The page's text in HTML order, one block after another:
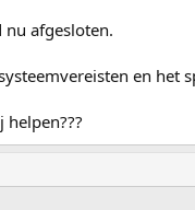
nu afgesloten.
en het
helpen???